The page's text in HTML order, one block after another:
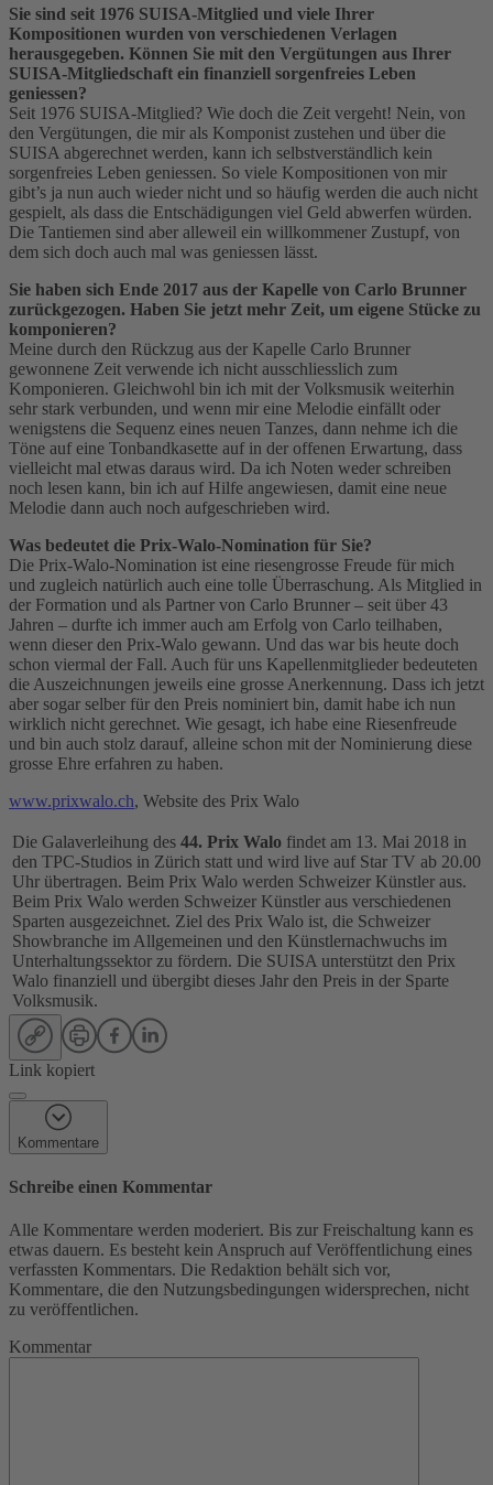
Sie sind seit 1976 SUISA-Mitglied und viele Ihrer
Kompositionen wurden von verschiedenen Verlagen
herausgegeben. Können Sie mit den Vergütungen aus Ihrer
SUISA-Mitgliedschaft ein finanziell sorgenfreies Leben
geniessen?
Seit 1976 SUISA-Mitglied? Wie doch die Zeit vergeht! Nein, von
den Vergütungen, die mir als Komponist zustehen und über die
SUISA abgerechnet werden, kann ich selbstverständlich kein
sorgenfreies Leben geniessen. So viele Kompositionen von mir
gibt’s ja nun auch wieder nicht und so häufig werden die auch nicht
gespielt, als dass die Entschädigungen viel Geld abwerfen würden.
Die Tantiemen sind aber alleweil ein willkommener Zustupf, von
dem sich doch auch mal was geniessen lässt.
Sie haben sich Ende 2017 aus der Kapelle von Carlo Brunner
zurückgezogen. Haben Sie jetzt mehr Zeit, um eigene Stücke zu
komponieren?
Meine durch den Rückzug aus der Kapelle Carlo Brunner
gewonnene Zeit verwende ich nicht ausschliesslich zum
Komponieren. Gleichwohl bin ich mit der Volksmusik weiterhin
sehr stark verbunden, und wenn mir eine Melodie einfällt oder
wenigstens die Sequenz eines neuen Tanzes, dann nehme ich die
Töne auf eine Tonbandkasette auf in der offenen Erwartung, dass
vielleicht mal etwas daraus wird. Da ich Noten weder schreiben
noch lesen kann, bin ich auf Hilfe angewiesen, damit eine neue
Melodie dann auch noch aufgeschrieben wird.
Was bedeutet die Prix-Walo-Nomination für Sie?
Die Prix-Walo-Nomination ist eine riesengrosse Freude für mich
und zugleich natürlich auch eine tolle Überraschung. Als Mitglied in
der Formation und als Partner von Carlo Brunner – seit über 43
Jahren – durfte ich immer auch am Erfolg von Carlo teilhaben,
wenn dieser den Prix-Walo gewann. Und das war bis heute doch
schon viermal der Fall. Auch für uns Kapellenmitglieder bedeuteten
die Auszeichnungen jeweils eine grosse Anerkennung. Dass ich jetzt
aber sogar selber für den Preis nominiert bin, damit habe ich nun
wirklich nicht gerechnet. Wie gesagt, ich habe eine Riesenfreude
und bin auch stolz darauf, alleine schon mit der Nominierung diese
grosse Ehre erfahren zu haben.
www.prixwalo.ch, Website des Prix Walo
Die Galaverleihung des 44. Prix Walo findet am 13. Mai 2018 in
den TPC-Studios in Zürich statt und wird live auf Star TV ab 20.00
Uhr übertragen. Beim Prix Walo werden Schweizer Künstler aus.
Beim Prix Walo werden Schweizer Künstler aus verschiedenen
Sparten ausgezeichnet. Ziel des Prix Walo ist, die Schweizer
Showbranche im Allgemeinen und den Künstlernachwuchs im
Unterhaltungssektor zu fördern. Die SUISA unterstützt den Prix
Walo finanziell und übergibt dieses Jahr den Preis in der Sparte
Volksmusik.
Link kopiert
Kommentare
Schreibe einen Kommentar
Alle Kommentare werden moderiert. Bis zur Freischaltung kann es
etwas dauern. Es besteht kein Anspruch auf Veröffentlichung eines
verfassten Kommentars. Die Redaktion behält sich vor,
Kommentare, die den Nutzungsbedingungen widersprechen, nicht
zu veröffentlichen.
Kommentar